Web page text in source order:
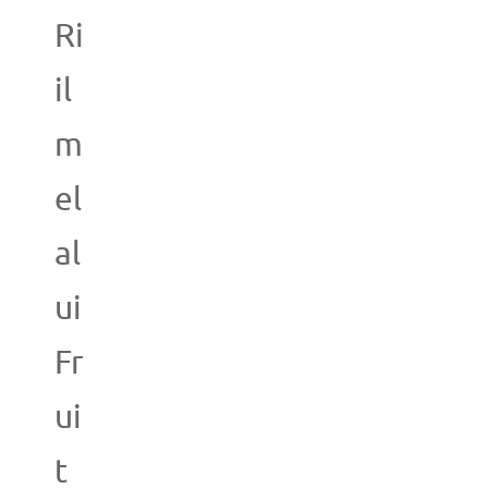
Ri
il
m
el
al
ui
Fr
ui
t